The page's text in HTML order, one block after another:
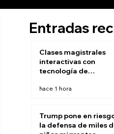
Entradas
Clases magistrales
interactivas con
tecnología de
audiencia: El fin de la
hace 1 hora
Trump pone en
la defensa de miles